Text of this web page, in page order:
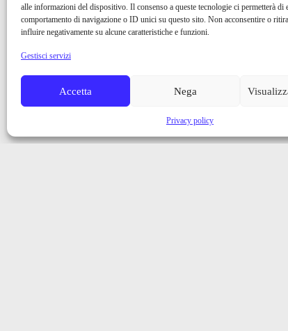
alle informazioni del dispositivo. Il consenso a queste tecnologie ci permetterà di
comportamento di navigazione o ID unici su questo sito. Non acconsentire o
influire negativamente su alcune caratteristiche e funzioni.
Gestisci servizi
Accetta Nega
Privacy policy